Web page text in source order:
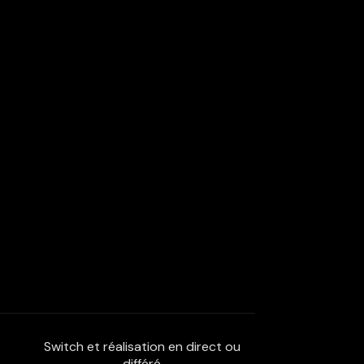
Switch et réalisation en direct ou